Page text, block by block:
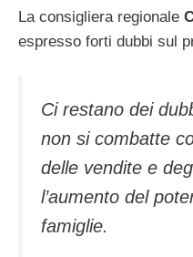
La consigliera regionale
espresso forti dubbi sul
Ci restano dei
non si combatte
delle vendite e
l’aumento del
famiglie.